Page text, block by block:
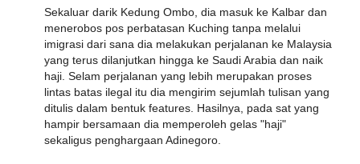
Sekaluar darik Kedung Ombo, dia masuk ke Kalbar dan
menerobos pos perbatasan Kuching tanpa melalui
imigrasi dari sana dia melakukan perjalanan ke Malaysia
yang terus dilanjutkan hingga ke Saudi Arabia dan naik
haji. Selam perjalanan yang lebih merupakan proses
lintas batas ilegal itu dia mengirim sejumlah tulisan yang
ditulis dalam bentuk features. Hasilnya, pada sat yang
hampir bersamaan dia memperoleh gelas "haji"
sekaligus penghargaan Adinegoro.